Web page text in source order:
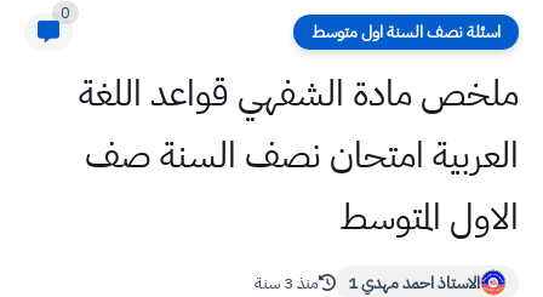
اسئلة نصف السنة اول متوسط
0
ملخص مادة الشفهي قواعد اللغة
العربية امتحان نصف السنة صف
الاول المتوسط
الاستاذ احمد مهدي 1 منذ 3 سنة